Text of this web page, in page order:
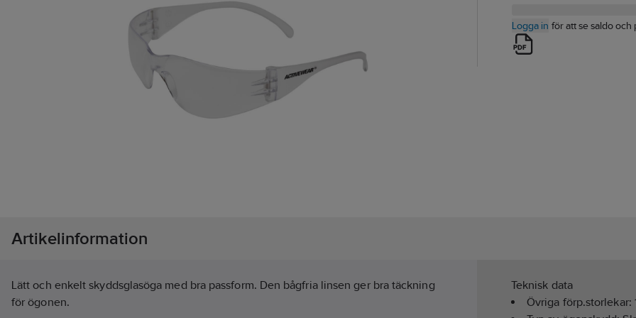
Logga in för att se saldo och
Artikelinformation
Lätt och enkelt skyddsglasöga med bra passform. Den bågfria linsen ger bra täckning
för ögonen.
Teknisk data
Övriga förp.storlekar: